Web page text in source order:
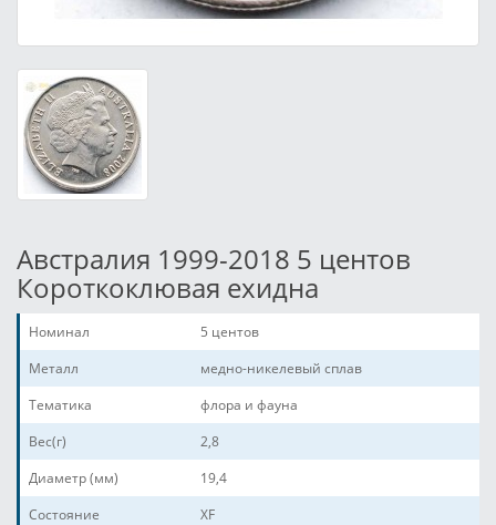
Австралия 1999-2018 5 центов
Короткоклювая ехидна
Номинал
5 центов
Металл
медно-никелевый сплав
Тематика
флора и фауна
Вес(г)
2,8
Диаметр (мм)
19,4
Состояние
XF